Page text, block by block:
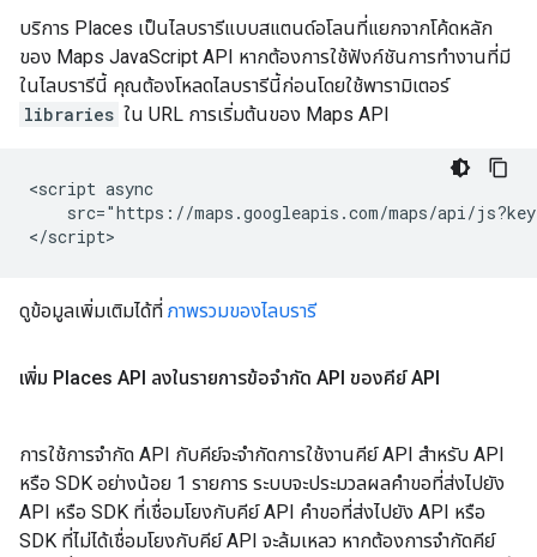
บริการ Places เป็นไลบรารีแบบสแตนด์อโลนที่แยกจากโค้ดหลัก
ของ Maps JavaScript API หากต้องการใช้ฟังก์ชันการทำงานที่มี
ในไลบรารีนี้ คุณต้องโหลดไลบรารีนี้ก่อนโดยใช้พารามิเตอร์
libraries ใน URL การเริ่มต้นของ Maps API
<script async
src="https://maps.googleapis.com/maps/api/
</script>
ดูข้อมูลเพิ่มเติมได้ที่ ภาพรวมของไลบรารี
เพิ่ม Places API ลงในรายการข้อจำกัด API ของคีย์ API
การใช้การจำกัด API กับคีย์จะจำกัดการใช้งานคีย์ API สำหรับ API
หรือ SDK อย่างน้อย 1 รายการ ระบบจะประมวลผลคำขอที่ส่งไปยัง
API หรือ SDK ที่เชื่อมโยงกับคีย์ API คำขอที่ส่งไปยัง API หรือ
SDK ที่ไม่ได้เชื่อมโยงกับคีย์ API จะล้มเหลว หากต้องการจำกัดคีย์